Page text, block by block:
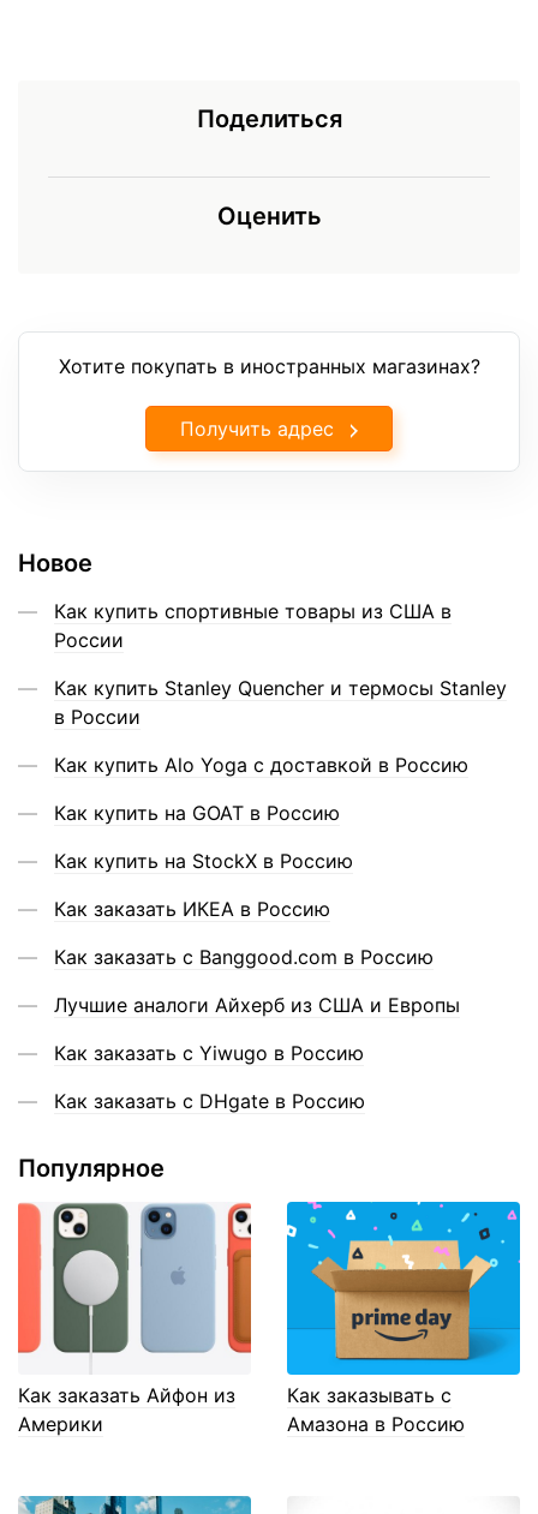
Поделиться
Оценить
Хотите покупать в иностранных магазинах?
Получить адрес
Новое
Как купить спортивные товары из США в
России
Как купить Stanley Quencher и термосы Stanley
в России
Как купить Alo Yoga с доставкой в Россию
Как купить на GOAT в Россию
Как купить на StockX в Россию
Как заказать ИКЕА в Россию
Как заказать с Banggood.com в Россию
Лучшие аналоги Айхерб из США и Европы
Как заказать с Yiwugo в Россию
Как заказать с DHgate в Россию
Популярное
Как заказать Айфон из
Америки
Как заказывать с
Амазона в Россию